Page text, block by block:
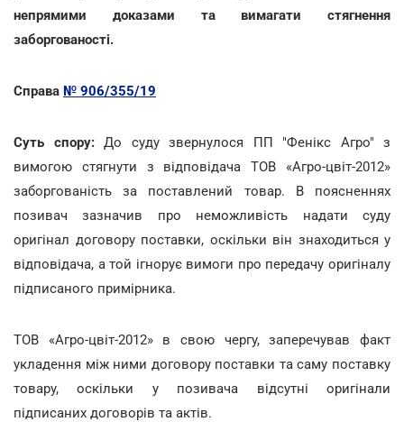
непрямими доказами та вимагати стягнення
заборгованості.
Справа № 906/355/19
Суть спору:До суду звернулося ПП "Фенікс Агро" з
вимогою стягнути з відповідача ТОВ «Агро-цвіт-2012»
заборгованість за поставлений товар. В поясненнях
позивач зазначив про неможливість надати суду
оригінал договору поставки, оскільки він знаходиться у
відповідача, а той ігнорує вимоги про передачу оригіналу
підписаного примірника.
ТОВ «Агро-цвіт-2012» в свою чергу, заперечував факт
укладення між ними договору поставки та саму поставку
товару, оскільки у позивача відсутні оригінали
підписаних договорів та актів.